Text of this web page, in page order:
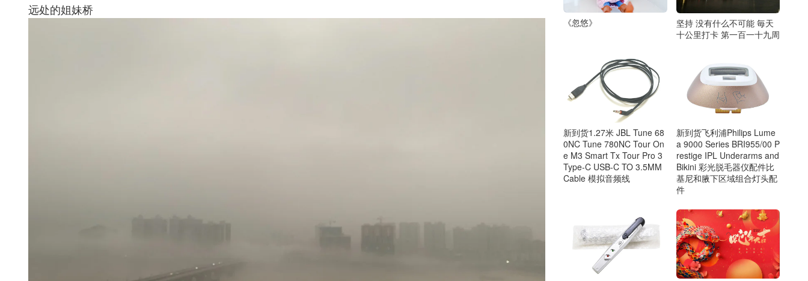
远处的姐妹桥
《忽悠》
坚持 没有什么不可能 毎天
十公里打卡 第一百一十九周
新到货1.27米 JBL Tune 68
0NC Tune 780NC Tour On
e M3 Smart Tx Tour Pro 3
Type‑C USB‑C TO 3.5MM
Cable 模拟音频线
新到货飞利浦Philips Lume
a 9000 Series BRI955/00 P
restige IPL Underarms and
Bikini 彩光脱毛器仪配件比
基尼和腋下区域组合灯头配
件